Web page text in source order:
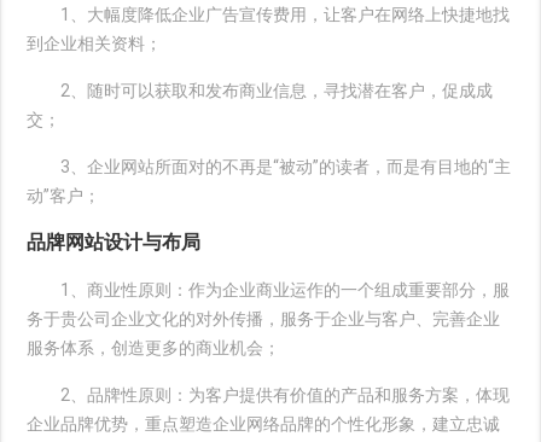
1、大幅度降低企业广告宣传费用，让客户在网络上快捷地找
到企业相关资料；
2、随时可以获取和发布商业信息，寻找潜在客户，促成成
交；
3、企业网站所面对的不再是“被动”的读者，而是有目地的“主
动”客户；
品牌网站设计与布局
1、商业性原则：作为企业商业运作的一个组成重要部分，服
务于贵公司企业文化的对外传播，服务于企业与客户、完善企业
服务体系，创造更多的商业机会；
2、品牌性原则：为客户提供有价值的产品和服务方案，体现
企业品牌优势，重点塑造企业网络品牌的个性化形象，建立忠诚